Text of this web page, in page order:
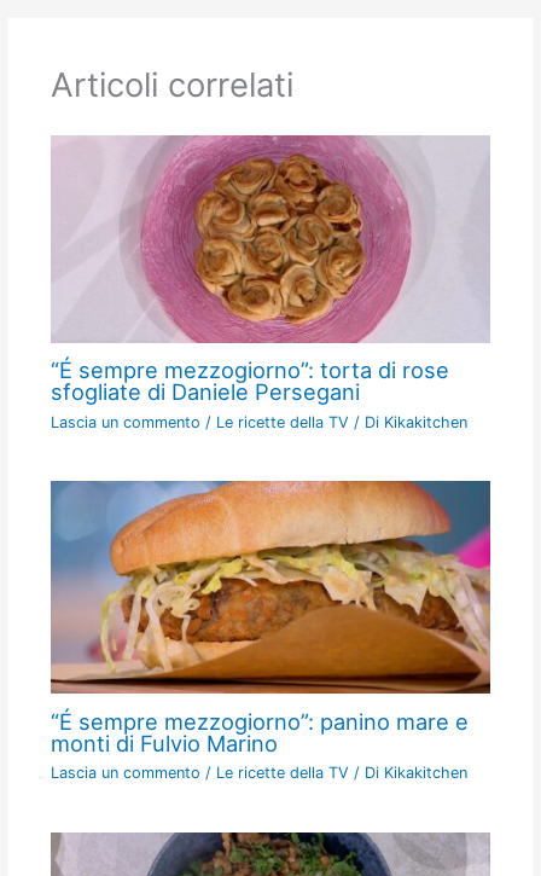
Articoli correlati
“É sempre mezzogiorno”: torta di rose
sfogliate di Daniele Persegani
Lascia un commento / Le ricette della TV / Di Kikakitchen
“É sempre mezzogiorno”: panino mare e
monti di Fulvio Marino
Lascia un commento / Le ricette della TV / Di Kikakitchen